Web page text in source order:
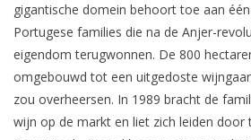
gigantische domein behoort toe aan
Portugese families die na de Anjer-
eigendom terugwonnen. De 800
omgebouwd tot een uitgedoste
zou overheersen. In 1989 bracht de
wijn op de markt en liet zich leiden